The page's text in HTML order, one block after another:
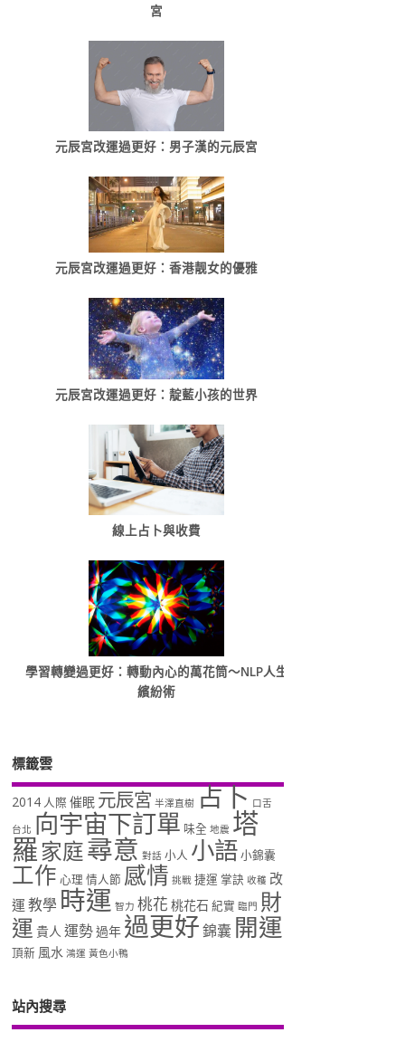
宮
元辰宮改運過更好：男子漢的元辰宮
元辰宮改運過更好：香港靓女的優雅
元辰宮改運過更好：靛藍小孩的世界
線上占卜與收費
學習轉變過更好：轉動內心的萬花筒～NLP人生
繽紛術
標籤雲
2014 人際 催眠 元辰宮 半澤直樹 占卜 口舌
台北 向宇宙下訂單 味全 地震 塔
羅家庭尋意 對話 小人 小語 小錦囊
工作 心理 情人節 感情 挑戰 捷運 掌訣 收穫 改
運 教學 時運 智力 桃花 桃花石 紀實 臨門 財
運 貴人 運勢過年 過更好錦囊 開運
頂新 風水 鴻運 黃色小鴨
站內搜尋